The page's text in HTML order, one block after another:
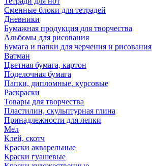
Сменные блоки для тетрадей
Дневники
Бумажная продукция для творчества
Альбомы для рисования
Бумага и папки для черчения и рисования
Ватман
Цветная бумага, картон
Поделочная бумага
Папки, дипломные, курсовые
Раскраски
Товары для творчества
Пластилин, скульптурная глина
Принадлежности для лепки
Мел
Клей, скотч
Краски акварельные
Краски гуашевые